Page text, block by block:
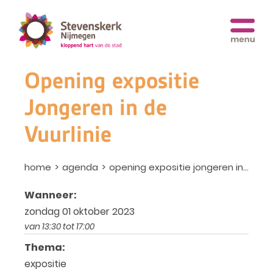
Opening expositie
Jongeren in de
Vuurlinie
home agenda opening expositie jongeren in de vuurlinie
Wanneer:
zondag 01 oktober 2023
van 13:30 tot 17:00
Thema:
expositie